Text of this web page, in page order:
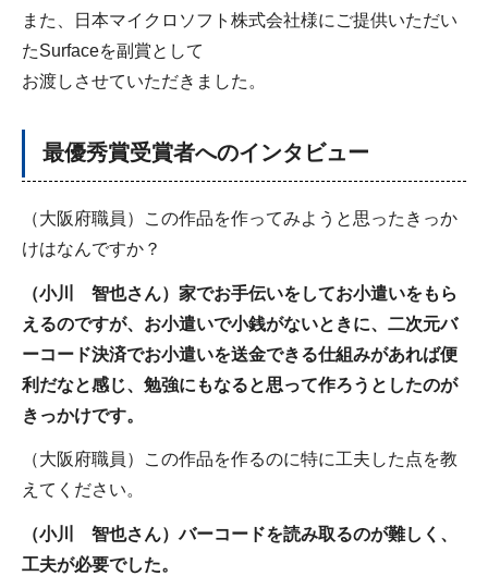
また、日本マイクロソフト株式会社様にご提供いただい
たSurfaceを副賞として
お渡しさせていただきました。
最優秀賞受賞者へのインタビュー
（大阪府職員）この作品を作ってみようと思ったきっか
けはなんですか？
（小川 智也さん）家でお手伝いをしてお小遣いをもら
えるのですが、お小遣いで小銭がないときに、二次元バ
ーコード決済でお小遣いを送金できる仕組みがあれば便
利だなと感じ、勉強にもなると思って作ろうとしたのが
きっかけです。
（大阪府職員）この作品を作るのに特に工夫した点を教
えてください。
（小川 智也さん）バーコードを読み取るのが難しく、
工夫が必要でした。